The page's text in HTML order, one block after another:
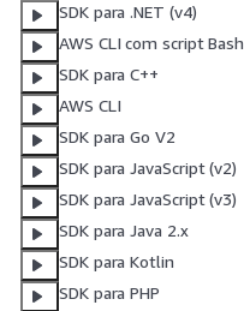
SDK para .NET (v4)
AWS CLI com script Bash
SDK para C++
AWS CLI
SDK para Go V2
SDK para JavaScript (v2)
SDK para JavaScript (v3)
SDK para Java 2.x
SDK para Kotlin
SDK para PHP